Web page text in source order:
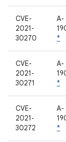
CVE-
2021-
30270
A-
*
CVE-
2021-
30271
A-
*
CVE-
2021-
30272
A-
*